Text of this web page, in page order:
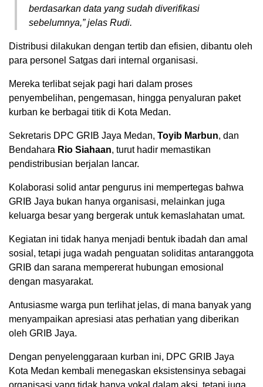
berdasarkan data yang sudah diverifikasi
sebelumnya,” jelas Rudi.
Distribusi dilakukan dengan tertib dan efisien, dibantu oleh
para personel Satgas dari internal organisasi.
Mereka terlibat sejak pagi hari dalam proses
penyembelihan, pengemasan, hingga penyaluran paket
kurban ke berbagai titik di Kota Medan.
Sekretaris DPC GRIB Jaya Medan, Toyib Marbun, dan
Bendahara Rio Siahaan, turut hadir memastikan
pendistribusian berjalan lancar.
Kolaborasi solid antar pengurus ini mempertegas bahwa
GRIB Jaya bukan hanya organisasi, melainkan juga
keluarga besar yang bergerak untuk kemaslahatan umat.
Kegiatan ini tidak hanya menjadi bentuk ibadah dan amal
sosial, tetapi juga wadah penguatan soliditas antaranggota
GRIB dan sarana mempererat hubungan emosional
dengan masyarakat.
Antusiasme warga pun terlihat jelas, di mana banyak yang
menyampaikan apresiasi atas perhatian yang diberikan
oleh GRIB Jaya.
Dengan penyelenggaraan kurban ini, DPC GRIB Jaya
Kota Medan kembali menegaskan eksistensinya sebagai
organisasi yang tidak hanya vokal dalam aksi, tetapi juga